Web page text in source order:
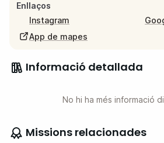
Enllaços
Instagram
App de mapes
Informació detallada
No hi ha més informació
Missions relacionades